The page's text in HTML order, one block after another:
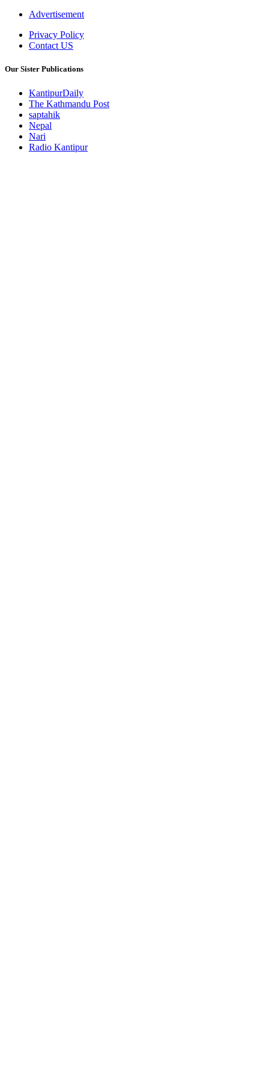
Advertisement
Privacy Policy
Contact US
Our Sister Publications
KantipurDaily
The Kathmandu Post
saptahik
Nepal
Nari
Radio Kantipur